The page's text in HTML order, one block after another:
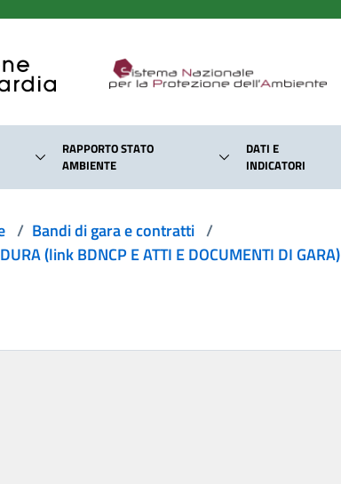
RAPPORTO STATO
AMBIENTE
DATI E
INDICATORI
/ Bandi di gara e contratti /
(link BDNCP E ATTI E DOCUMENTI DI GARA)